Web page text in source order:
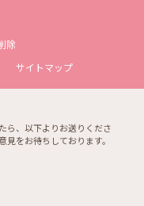
除
サイトマップ
ら、以下よりお送りくださ
をお待ちしております。